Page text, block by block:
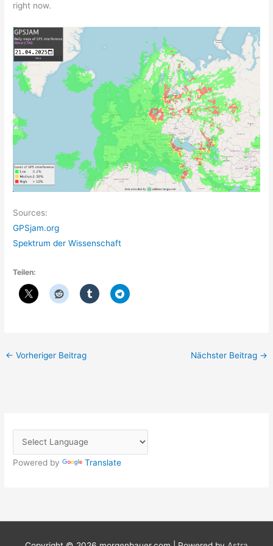
right now.
Sources:
GPSjam.org
Spektrum der Wissenschaft
Teilen:
← Vorheriger Beitrag Nächster Beitrag →
Powered by Translate